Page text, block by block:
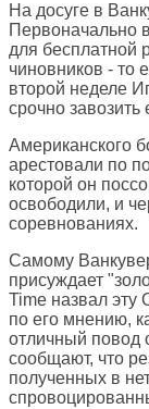
На досуге в
Первоначально
для бесплатной
чиновников - то
второй неделе
срочно завозить
Американского
арестовали по
которой он
освободили, и
соревнованиях.
Самому
присуждает
Time назвал эту
по его мнению,
отличный повод
сообщают, что
полученных в